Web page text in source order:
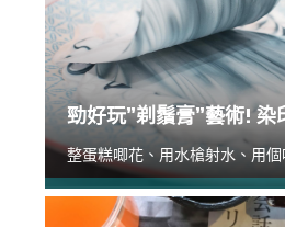
勁好玩”剃鬚膏”藝術! 染
整蛋糕唧花、用水槍射水、用個